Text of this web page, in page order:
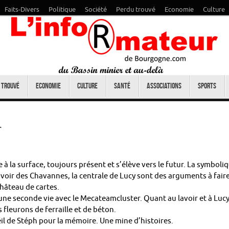
Faits-Divers Politique Société Perdu trouvé Economie Culture
trouvé Economie Culture Santé Associations Sports
à la surface, toujours présent et s’élève vers le futur. La
des Chavannes, la centrale de Lucy sont des arguments à
de cartes.
seconde vie avec le Mecateamcluster. Quant au lavoir et à
fleurons de ferraille et de béton.
de Stéph pour la mémoire. Une mine d’histoires.